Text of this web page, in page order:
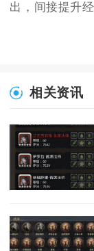
出，间接提升
相关资讯